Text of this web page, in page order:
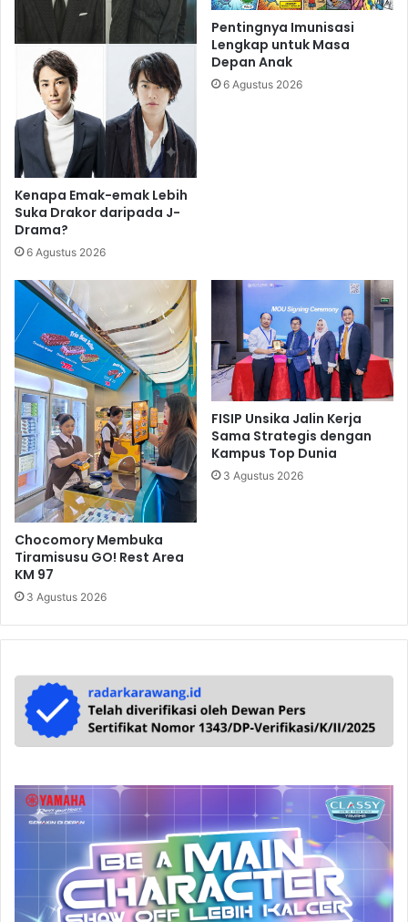
Kenapa Emak-emak Lebih
Suka Drakor daripada J-
Drama?
6 Agustus 2026
Pentingnya Imunisasi
Lengkap untuk Masa
Depan Anak
6 Agustus 2026
Chocomory Membuka
Tiramisusu GO! Rest Area
KM 97
3 Agustus 2026
FISIP Unsika Jalin Kerja
Sama Strategis dengan
Kampus Top Dunia
3 Agustus 2026